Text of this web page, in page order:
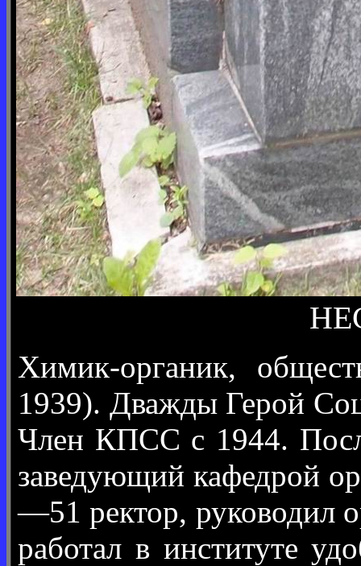
Химик-органик,
1939). Дважды Герой
Член КПСС с 1944.
заведующий кафедрой
—51 ректор, руководил
работал в институте